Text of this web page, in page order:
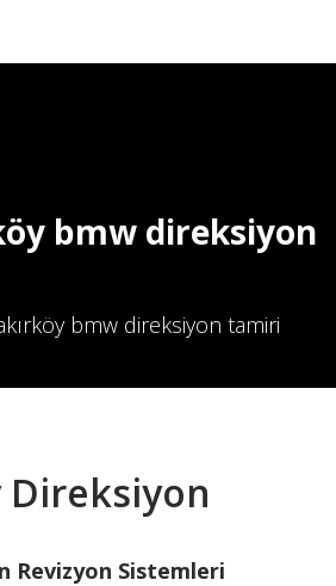
bmw direksiyon
bmw direksiyon tamiri
Direksiyon
Revizyon Sistemleri